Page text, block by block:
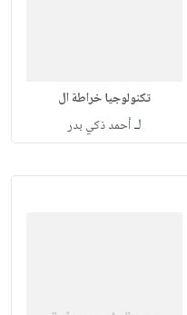
تكنولوجيا خراطة ال
لـأحمد ذكي بدر